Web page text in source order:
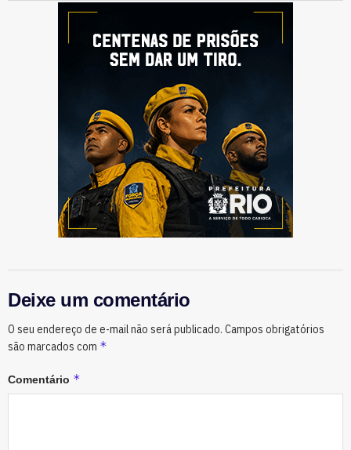
Deixe um comentário
O seu endereço de e-mail não será publicado. Campos obrigatórios
são marcados com *
Comentário *